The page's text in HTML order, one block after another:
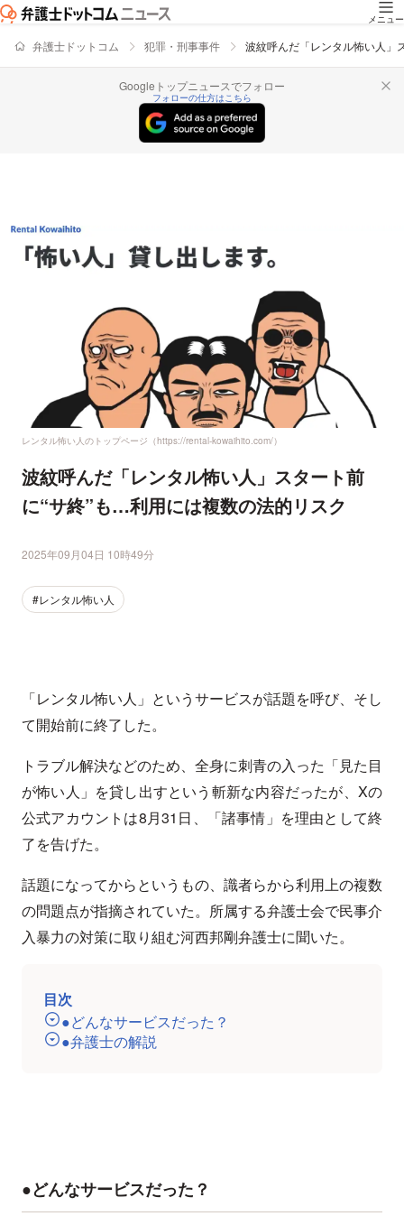
メニュー
弁護士ドットコム 犯罪・刑事事件 波紋呼んだ「レンタル怖い人」
Googleトップニュースでフォロー
フォローの仕方はこちら
レンタル怖い人のトップページ（https://rental-kowaihito.com/）
波紋呼んだ「レンタル怖い人」スタート前
に“サ終”も…利用には複数の法的リスク
2025年09月04日 10時49分
#レンタル怖い人
「レンタル怖い人」というサービスが話題を呼び、そし
て開始前に終了した。
トラブル解決などのため、全身に刺青の入った「見た目
が怖い人」を貸し出すという斬新な内容だったが、Xの
公式アカウントは8月31日、「諸事情」を理由として終
了を告げた。
話題になってからというもの、識者らから利用上の複数
の問題点が指摘されていた。所属する弁護士会で民事介
入暴力の対策に取り組む河西邦剛弁護士に聞いた。
目次
●どんなサービスだった？
●弁護士の解説
●どんなサービスだった？